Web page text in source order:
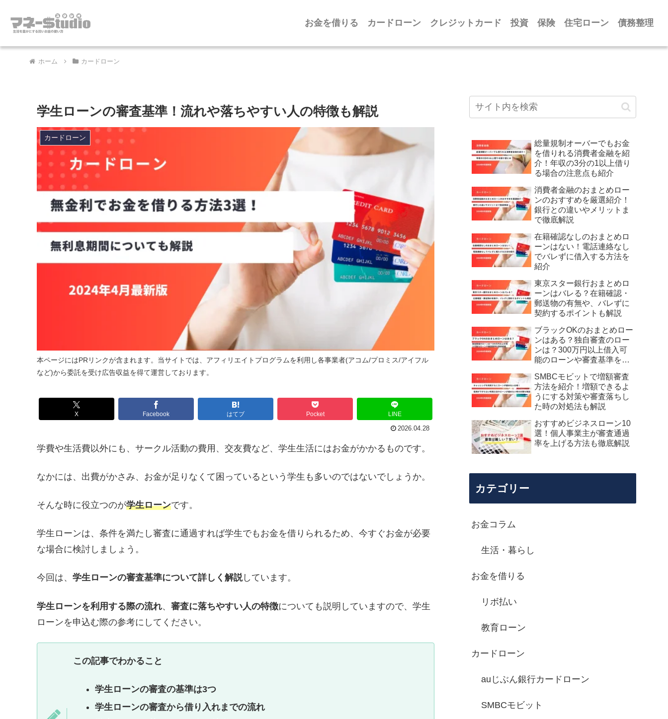
お金を借りる カードローン クレジットカード 投資 保険 住宅ローン 債務整理
ホーム カードローン
学生ローンの審査基準！流れや落ちやすい人の特徴も解説
本ページにはPRリンクが含まれます。当サイトでは、アフィリエイトプログラムを利用し各事業者(アコム/プロミス/アイフル
など)から委託を受け広告収益を得て運営しております。
カードローン
X Facebook はてブ Pocket LINE
2026.04.28
学費や生活費以外にも、サークル活動の費用、交友費など、学生生活にはお金がかかるものです。
なかには、出費がかさみ、お金が足りなくて困っているという学生も多いのではないでしょうか。
そんな時に役立つのが学生ローンです。
学生ローンは、条件を満たし審査に通過すれば学生でもお金を借りられるため、今すぐお金が必要
な場合に検討しましょう。
今回は、 学生ローンの審査基準について詳しく解説しています。
学生ローンを利用する際の流れ、 審査に落ちやすい人の特徴についても説明していますので、学生
ローンを申込む際の参考にしてください。
この記事でわかること
学生ローンの審査の基準は3つ
学生ローンの審査から借り入れまでの流れ
総量規制オーバーでもお金
を借りれる消費者金融を紹
介！年収の3分の1以上借り
る場合の注意点も紹介
消費者金融のおまとめロー
ンのおすすめを厳選紹介！
銀行との違いやメリットま
で徹底解説
在籍確認なしのおまとめロ
ーンはない！電話連絡なし
でバレずに借入する方法を
紹介
東京スター銀行おまとめロ
ーンはバレる？在籍確認・
郵送物の有無や、バレずに
契約するポイントも解説
ブラックOKのおまとめロー
ンはある？独自審査のロー
ンは？300万円以上借入可
能のローンや審査基準を徹
SMBCモビットで増額審査
方法を紹介！増額できるよ
うにする対策や審査落ちし
た時の対処法も解説
おすすめビジネスローン10
選！個人事業主が審査通過
率を上げる方法も徹底解説
カテゴリー
お金コラム
生活・暮らし
お金を借りる
リボ払い
教育ローン
カードローン
auじぶん銀行カードローン
SMBCモビット